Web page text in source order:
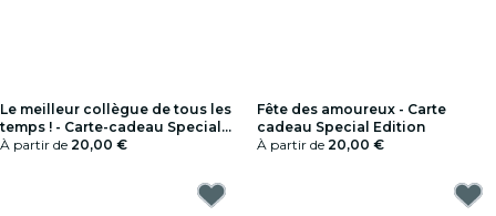
Le meilleur collègue de tous les
temps ! - Carte-cadeau Special
Edition
À partir de 20,00 €
Fête des amoureux - Carte
cadeau Special Edition
À partir de 20,00 €